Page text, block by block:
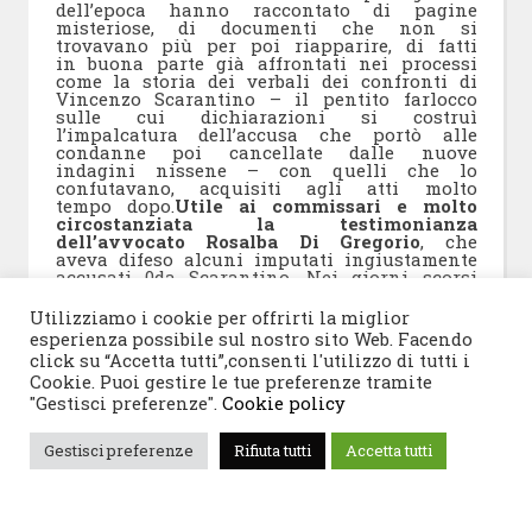
dell’epoca hanno raccontato di pagine
misteriose, di documenti che non si
trovavano più per poi riapparire, di fatti
in buona parte già affrontati nei processi
come la storia dei verbali dei confronti di
Vincenzo Scarantino – il pentito farlocco
sulle cui dichiarazioni si costruì
l’impalcatura dell’accusa che portò alle
condanne poi cancellate dalle nuove
indagini nissene – con quelli che lo
confutavano, acquisiti agli atti molto
tempo dopo.Utile ai commissari e molto
circostanziata la testimonianza
dell’avvocato Rosalba Di Gregorio, che
aveva difeso alcuni imputati ingiustamente
accusati 0da Scarantino. Nei giorni scorsi
Piero Grasso. Un passaggio anche qui
denso di ricostruzioni di quei fatti
controversi.Si è parlato ad esempio di
come Gaspare Spatuzza già nel 1998
avesse riferito in un colloquio
investigativo, che quelle raccontate da
Scarantino erano bugie . Perché quello che
colpisce, nel rivedere la storia delle
dichiarazioni di Scarantino, è che in
quelle bugie vi fossero tanti elementi
Utilizziamo i cookie per offrirti la miglior
esperienza possibile sul nostro sito Web. Facendo
click su “Accetta tutti”,consenti l'utilizzo di tutti i
Cookie. Puoi gestire le tue preferenze tramite
"Gestisci preferenze". Cookie policy
Gestisci preferenze Rifiuta tutti Accetta tutti